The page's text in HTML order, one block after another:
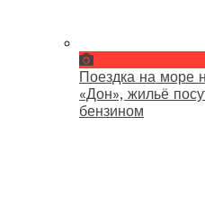
Поездка на море
«Дон», жильё
бензином